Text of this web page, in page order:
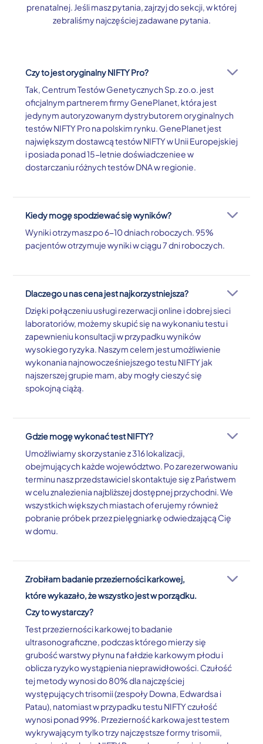
prenatalnej. Jeśli masz pytania, zajrzyj do sekcji, w której
zebraliśmy najczęściej zadawane pytania.
Czy to jest oryginalny NIFTY Pro?
Tak, Centrum Testów Genetycznych Sp. z o.o. jest
oficjalnym partnerem firmy GenePlanet, która jest
jedynym autoryzowanym dystrybutorem oryginalnych
testów NIFTY Pro na polskim rynku. GenePlanet jest
największym dostawcą testów NIFTY w Unii Europejskiej
i posiada ponad 15-letnie doświadczeniee w
dostarczaniu różnych testów DNA w regionie.
Kiedy mogę spodziewać się wyników?
Wyniki otrzymasz po 6-10 dniach roboczych. 95%
pacjentów otrzymuje wyniki w ciągu 7 dni roboczych.
Dlaczego u nas cena jest najkorzystniejsza?
Dzięki połączeniu usługi rezerwacji online i dobrej sieci
laboratoriów, możemy skupić się na wykonaniu testu i
zapewnieniu konsultacji w przypadku wyników
wysokiego ryzyka. Naszym celem jest umożliwienie
wykonania najnowocześniejszego testu NIFTY jak
najszerszej grupie mam, aby mogły cieszyć się
spokojną ciążą.
Gdzie mogę wykonać test NIFTY?
Umożliwiamy skorzystanie z 316 lokalizacji,
obejmujących każde województwo. Po zarezerwowaniu
terminu nasz przedstawiciel skontaktuje się z Państwem
w celu znalezienia najbliższej dostępnej przychodni. We
wszystkich większych miastach oferujemy również
pobranie próbek przez pielęgniarkę odwiedzającą Cię
w domu.
Zrobiłam badanie przezierności karkowej,
które wykazało, że wszystko jest w porządku.
Czy to wystarczy?
Test przezierności karkowej to badanie
ultrasonograficzne, podczas którego mierzy się
grubość warstwy płynu na fałdzie karkowym płodu i
oblicza ryzyko wystąpienia nieprawidłowości. Czułość
tej metody wynosi do 80% dla najczęściej
występujących trisomii (zespoły Downa, Edwardsa i
Patau), natomiast w przypadku testu NIFTY czułość
wynosi ponad 99%. Przezierność karkowa jest testem
wykrywającym tylko trzy najczęstsze formy trisomii,